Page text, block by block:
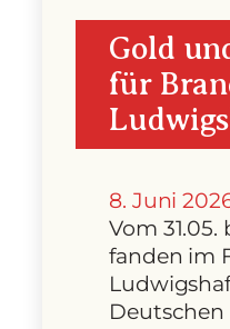
Gold
für
8. Juni
Vom 31.05.
fanden im